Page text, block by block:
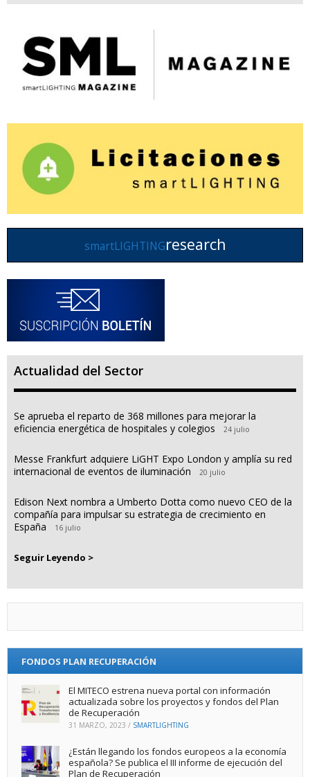
smartLIGHTINGresearch
Actualidad del Sector
Se aprueba el reparto de 368 millones para mejorar la
eficiencia energética de hospitales y colegios
24 julio
Messe Frankfurt adquiere LiGHT Expo London y amplía su red
internacional de eventos de iluminación
20 julio
Edison Next nombra a Umberto Dotta como nuevo CEO de la
compañía para impulsar su estrategia de crecimiento en
España
16 julio
Seguir Leyendo >
FONDOS PLAN RECUPERACIÓN
El MITECO estrena nueva portal con información
actualizada sobre los proyectos y fondos del Plan
de Recuperación
31 MARZO, 2023 / SMARTLIGHTING
¿Están llegando los fondos europeos a la economía
española? Se publica el III informe de ejecución del
Plan de Recuperación